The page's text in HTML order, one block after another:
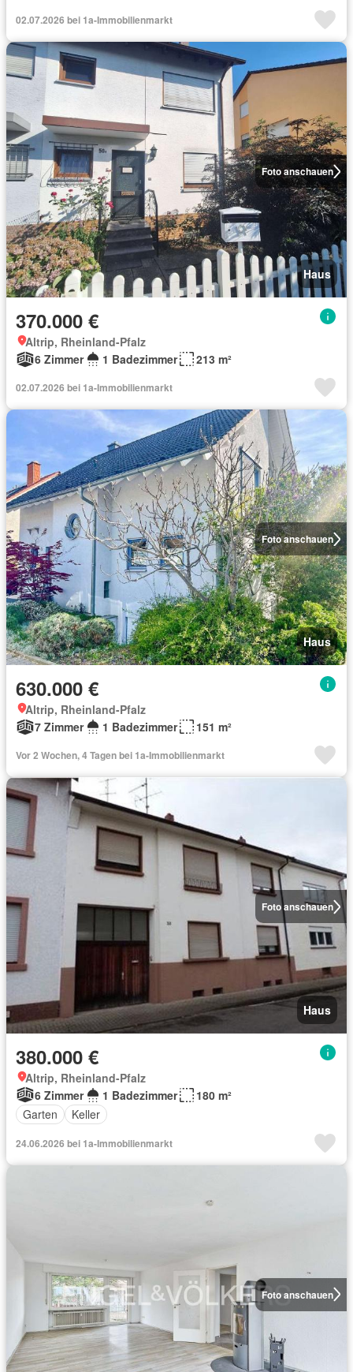
02.07.2026 bei 1a-Immobilienmarkt
Foto anschauen
Haus
370.000 €
Altrip, Rheinland-Pfalz
6 Zimmer
1 Badezimmer 213 m²
02.07.2026 bei 1a-Immobilienmarkt
Foto anschauen
Haus
630.000 €
Altrip, Rheinland-Pfalz
7 Zimmer
1 Badezimmer 151 m²
Vor 2 Wochen, 4 Tagen bei 1a-Immobilienmarkt
Foto anschauen
Haus
380.000 €
Altrip, Rheinland-Pfalz
6 Zimmer
1 Badezimmer
180 m²
Garten
Keller
24.06.2026 bei 1a-Immobilienmarkt
Foto anschauen